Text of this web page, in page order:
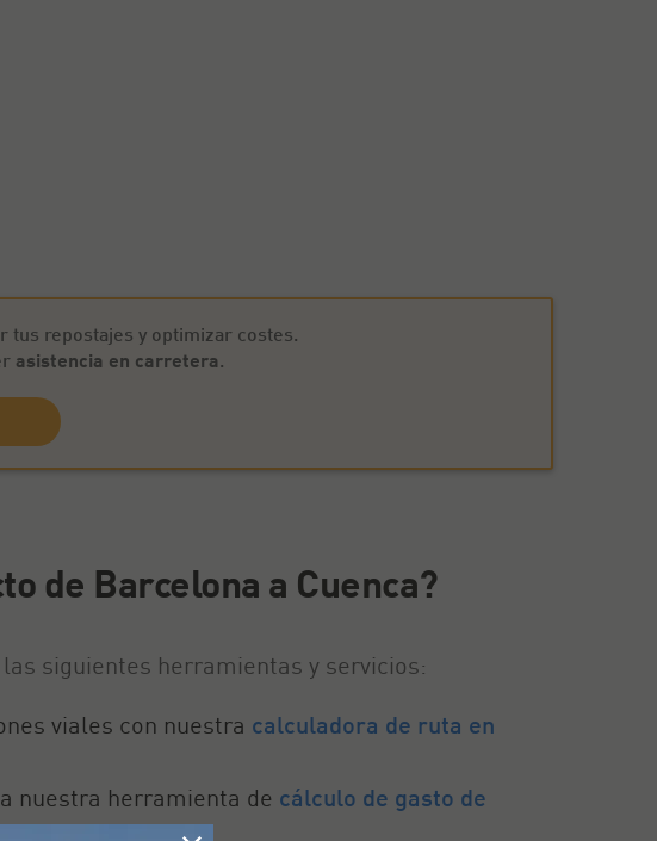
tus repostajes y optimizar costes.
asistencia en carretera.
de Barcelona a Cuenca?
siguientes herramientas y servicios:
viales con nuestra calculadora de ruta en
nuestra herramienta de cálculo de gasto de